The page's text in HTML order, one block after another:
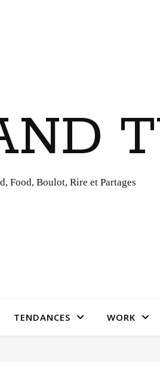
Food, Boulot, Rire et Partages
TENDANCES WORK